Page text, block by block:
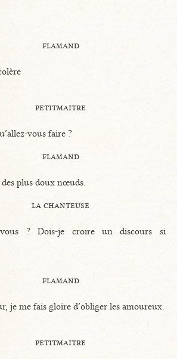
flamand
petitmaitre
vous faire ?
flamand
plus doux nœuds.
la chanteuse
vous ? Dois-je croire un discours si
flamand
je me fais gloire d’obliger les amoureux.
petitmaitre